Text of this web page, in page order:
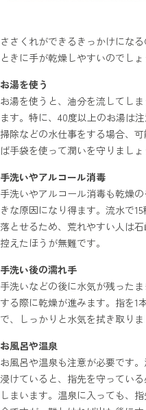
ささくれができるきっかけにな
ときに手が乾燥しやすいのでしょ
お湯を使う
お湯を使うと、油分を流してし
ます。特に、40度以上のお湯は
掃除などの水仕事をする場合、
ば手袋を使って潤いを守りましょ
手洗いやアルコール消毒
手洗いやアルコール消毒も乾燥
きな原因になり得ます。流水で
落とせるため、荒れやすい人は
控えたほうが無難です。
手洗い後の濡れ手
手洗いなどの後に水気が残った
する際に乾燥が進みます。指を1
で、しっかりと水気を拭き取りま
お風呂や温泉
お風呂や温泉も注意が必要です
浸けていると、指先を守ってい
しまいます。温泉に入っても、